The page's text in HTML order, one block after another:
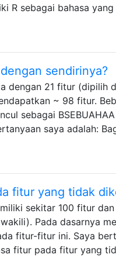
R sebagai bahasa yang
sendirinya?
dengan 21 fitur (dipilih
~ 98 fitur.
sebagai BSEBUAHAA
saya adalah:
fitur yang tidak
sekitar 100 fitur dan
Pada dasarnya
fitur-fitur ini. Saya
fitur pada fitur yang